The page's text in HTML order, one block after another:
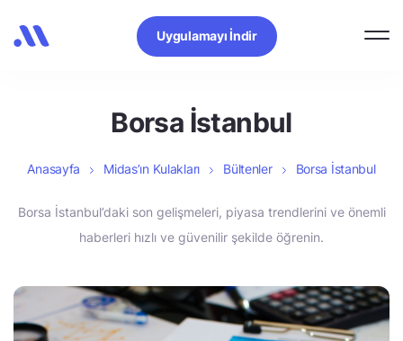
Uygulamayı İndir
Borsa İstanbul
Anasayfa Midas’ın Kulakları Bültenler Borsa İstanbul
Borsa İstanbul’daki son gelişmeleri, piyasa trendlerini ve önemli
haberleri hızlı ve güvenilir şekilde öğrenin.